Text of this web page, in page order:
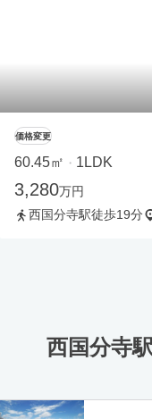
価格変更
60.45㎡ ・ 1LDK
3,280万円
西国分寺駅徒歩19分
西国分寺